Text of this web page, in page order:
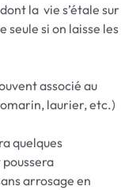
la vie s’étale sur
seule si on laisse les
associé au
laurier, etc.)
quelques
arrosage en